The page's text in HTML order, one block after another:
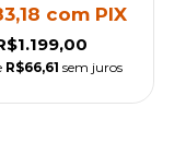
para
Iniciantes
com PIX
R$66,61 sem juros